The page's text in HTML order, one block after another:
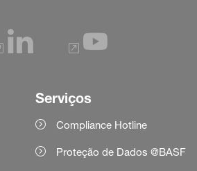
Serviços
Compliance Hotline
Proteção de Dados @BASF